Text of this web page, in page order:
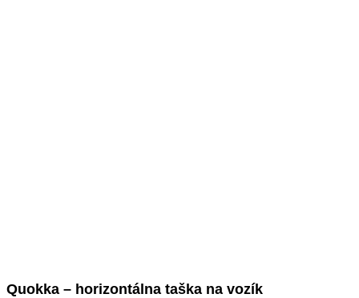
Quokka – horizontálna taška na vozík